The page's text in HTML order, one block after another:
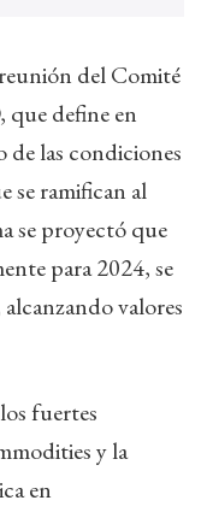
del Comité
que define en
las condiciones
se ramifican al
se proyectó que
para 2024, se
valores
fuertes
y la
en